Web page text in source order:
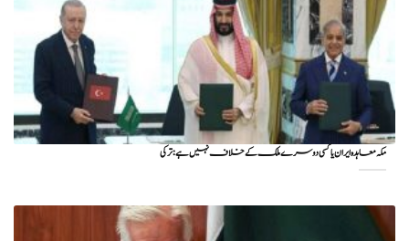
مکہ معاہدہ ایران یا کسی دوسرے ملک کے خلاف نہیں ہے: ترکی